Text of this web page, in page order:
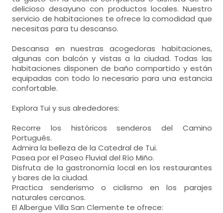
delicioso desayuno con productos locales. Nuestro
servicio de habitaciones te ofrece la comodidad que
necesitas para tu descanso.
Descansa en nuestras acogedoras habitaciones,
algunas con balcón y vistas a la ciudad. Todas las
habitaciones disponen de baño compartido y están
equipadas con todo lo necesario para una estancia
confortable.
Explora Tui y sus alrededores:
Recorre los históricos senderos del Camino
Portugués.
Admira la belleza de la Catedral de Tui.
Pasea por el Paseo Fluvial del Río Miño.
Disfruta de la gastronomía local en los restaurantes
y bares de la ciudad.
Practica senderismo o ciclismo en los parajes
naturales cercanos.
El Albergue Villa San Clemente te ofrece: